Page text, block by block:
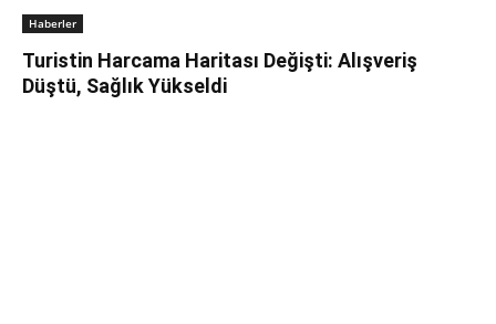
Haberler
Turistin Harcama Haritası Değişti: Alışveriş
Düştü, Sağlık Yükseldi